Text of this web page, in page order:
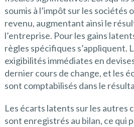
soumis à l’impôt sur les sociétés
revenu, augmentant ainsi le
l’entreprise. Pour les gains
règles spécifiques s’appliquent.
exigibilités immédiates en
dernier cours de change, et les
sont comptabilisés dans le
Les écarts latents sur les autres
sont enregistrés au bilan, ce qui